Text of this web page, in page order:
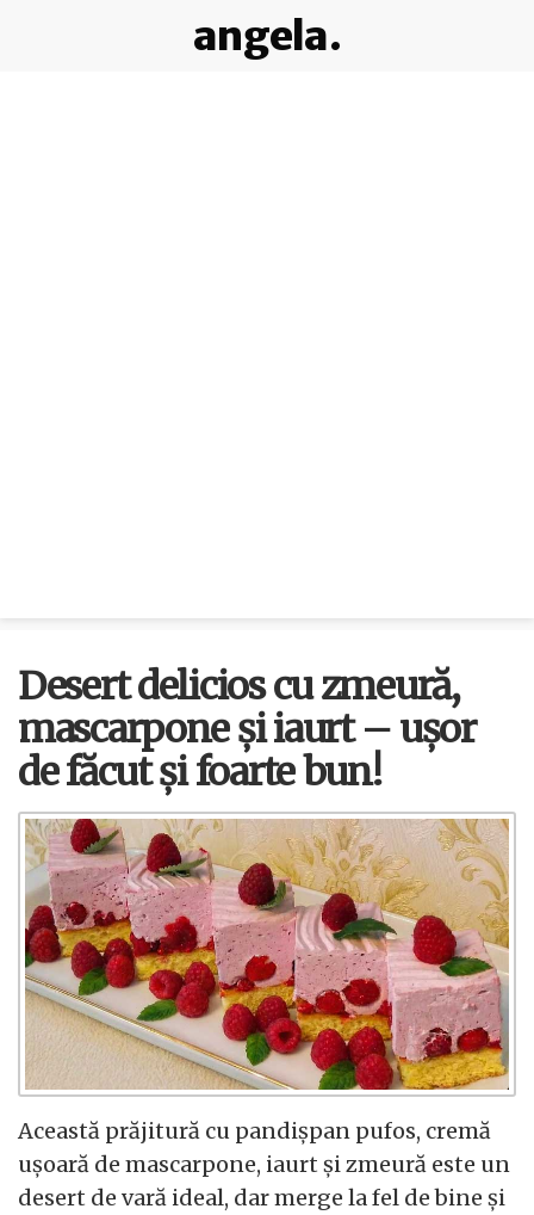
angela.
Desert delicios cu zmeură,
mascarpone și iaurt – ușor
de făcut și foarte bun!
Această prăjitură cu pandișpan pufos, cremă
ușoară de mascarpone, iaurt și zmeură este un
desert de vară ideal, dar merge la fel de bine și